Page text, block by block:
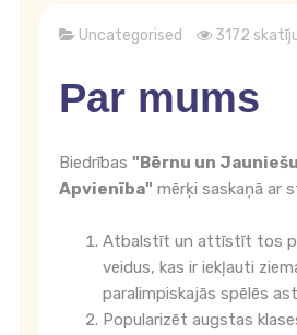
Uncategorised 3172
Par mums
Biedrības "Bērnu un
Apvienība" mērķi saskaņā ar
Atbalstīt un attīstīt tos
veidus, kas ir iekļauti
paralimpiskajās spēlēs
Popularizēt augstas